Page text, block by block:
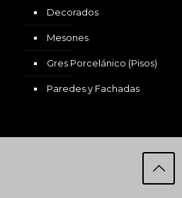
Decorados
Mesones
Gres Porcelánico (Pisos)
Paredes y Fachadas